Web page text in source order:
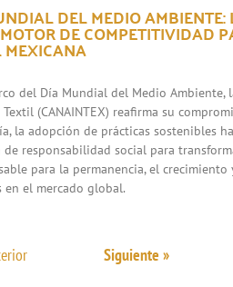
DEL MEDIO
DE COMPETITIVIDAD
del Día Mundial del Medio Ambiente,
(CANAINTEX) reafirma su
la adopción de prácticas sostenibles
responsabilidad social para
para la permanencia, el
en el mercado global.
Siguiente »